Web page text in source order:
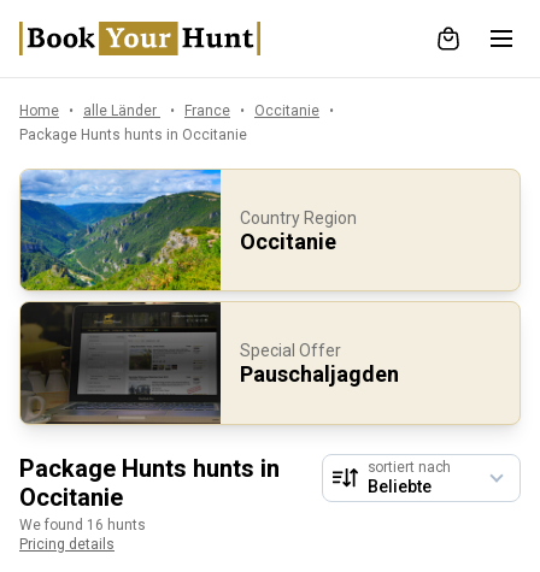
Home alle Länder France
Occitanie
Package Hunts hunts in Occitanie
Country Region
Occitanie
Special Offer
Pauschaljagden
Package Hunts hunts in
Occitanie
We found 16 hunts
Pricing details
sortiert nach